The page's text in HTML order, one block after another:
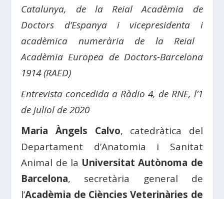
Catalunya, de laReial Acadèmia de
Doctors d’Espanya i vicepresidenta i
acadèmica numerària de la Reial
Acadèmia Europea de Doctors-Barcelona
1914 (RAED)
Entrevista concedida a Ràdio 4, de RNE, l’1
de juliol de 2020
Maria Àngels Calvo, catedràtica del
Departament d’Anatomia i Sanitat
Animal de la Universitat Autònoma de
Barcelona, ​​secretària general de
l’Acadèmia de Ciències Veterinàries de